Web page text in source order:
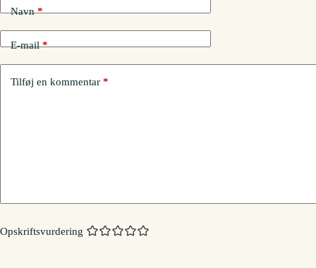
Navn*
E-mail*
Tilføj en kommentar *
Opskriftsvurdering